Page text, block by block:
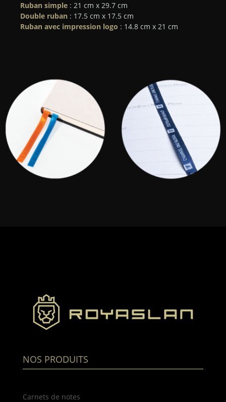
Ruban simple : 21 cm x 29.7 cm
Double ruban : 17.5 cm x 17.5 cm
Ruban avec impression logo : 14.8 cm x 21 cm
NOS PRODUITS
Carnets de notes